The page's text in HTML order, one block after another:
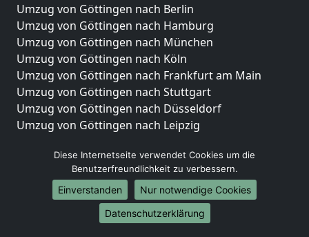
Umzug von Göttingen nach Berlin
Umzug von Göttingen nach Hamburg
Umzug von Göttingen nach München
Umzug von Göttingen nach Köln
Umzug von Göttingen nach Frankfurt am Main
Umzug von Göttingen nach Stuttgart
Umzug von Göttingen nach Düsseldorf
Umzug von Göttingen nach Leipzig
Umzug von Göttingen nach Essen
Umzug von Göttingen nach Bremen
Umzug von Göttingen nach Dresden
Umzug von Göttingen nach Hannover
Umzug von Göttingen nach Nürnberg
Diese Internetseite verwendet Cookies um die
Benutzerfreundlichkeit zu verbessern.
Einverstanden
Nur notwendige Cookies
Datenschutzerklärung